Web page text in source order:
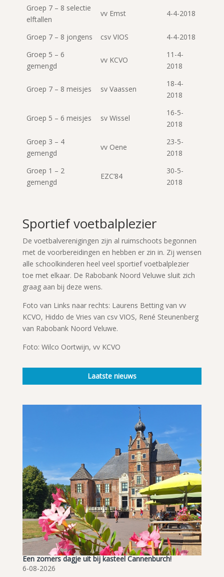
Groep 7 – 8 selectie
elftallen
vv Emst 4-4-2018
Groep 7 – 8 jongens csv VIOS
4-4-2018
Groep 5 – 6
gemengd
vv KCVO
11-4-
2018
Groep 7 – 8 meisjes sv Vaassen
18-4-
2018
Groep 5 – 6 meisjes sv Wissel
16-5-
2018
Groep 3 – 4
gemengd
vv Oene
23-5-
2018
Groep 1 – 2
gemengd
EZC’84
30-5-
2018
Sportief voetbalplezier
De voetbalverenigingen zijn al ruimschoots begonnen
met de voorbereidingen en hebben er zin in. Zij wensen
alle schoolkinderen heel veel sportief voetbalplezier
toe met elkaar. De Rabobank Noord Veluwe sluit zich
graag aan bij deze wens.
Foto van Links naar rechts: Laurens Betting van vv
KCVO, Hiddo de Vries van csv VIOS, René Steunenberg
van Rabobank Noord Veluwe.
Foto: Wilco Oortwijn, vv KCVO
Laatste nieuws
Een zomers dagje uit bij kasteel Cannenburch!
6-08-2026